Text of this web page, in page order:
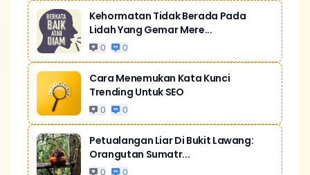
Kehormatan Tidak Berada Pada
Lidah Yang Gemar Mere...
0 0
Cara Menemukan Kata Kunci
Trending Untuk SEO
0 0
Petualangan Liar Di Bukit Lawang:
Orangutan Sumatr...
0 0